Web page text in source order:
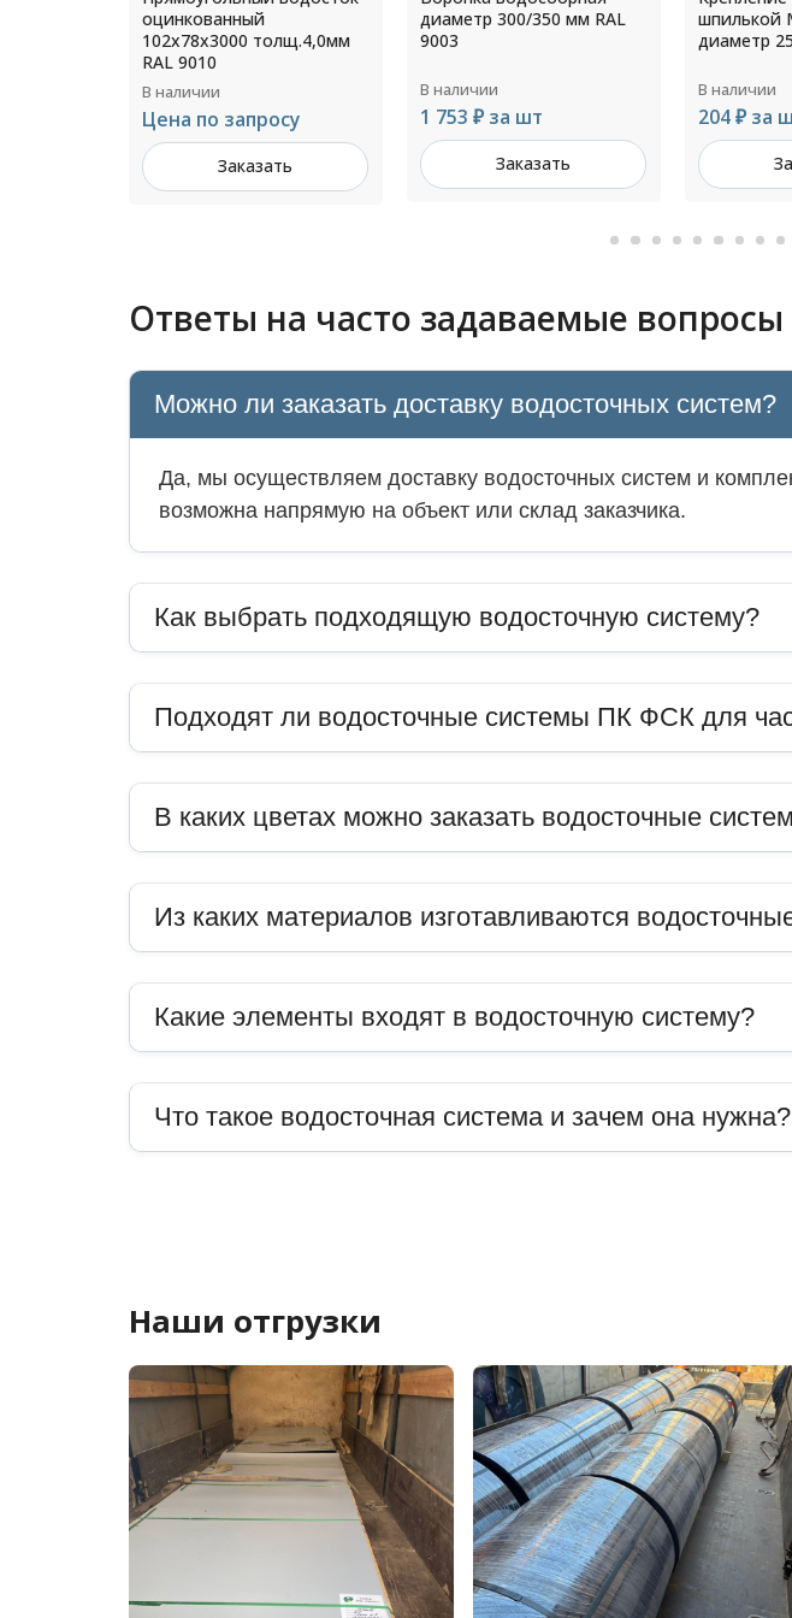
диаметр 300/350 мм RAL
9003
В наличии
1 753 ₽ за шт
Заказать
шпилькой М10 200мм
диаметр 250 мм Цинк
В наличии
204 ₽ за шт
Заказать
В наличии
Цена по
Ответы на часто задаваемые вопросы
Можно ли заказать доставку водосточных систем?
Да, мы осуществляем доставку водосточных систем и
возможна напрямую на объект или склад заказчика.
Как выбрать подходящую водосточную систему?
Подходят ли водосточные системы ПК ФСК для
В каких цветах можно заказать водосточные
Из каких материалов изготавливаются
Какие элементы входят в водосточную систему?
Что такое водосточная система и зачем она нужна?
Наши отгрузки